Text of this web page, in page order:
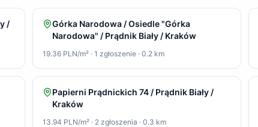
/
Górka Narodowa / Osiedle "Górka
Narodowa" / Prądnik Biały / Kraków
19.36 PLN/m²· 1 zgłoszenie· 0.2km
Papierni Prądnickich 74 / Prądnik Biały /
Kraków
13.94 PLN/m²· 2 zgłoszenia · 0.3 km